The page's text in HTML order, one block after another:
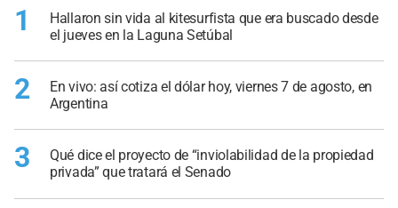
1
Hallaron sin vida al kitesurfista que era buscado desde
el jueves en la Laguna Setúbal
2
En vivo: así cotiza el dólar hoy, viernes 7 de agosto, en
Argentina
3
Qué dice el proyecto de “inviolabilidad de la propiedad
privada” que tratará el Senado